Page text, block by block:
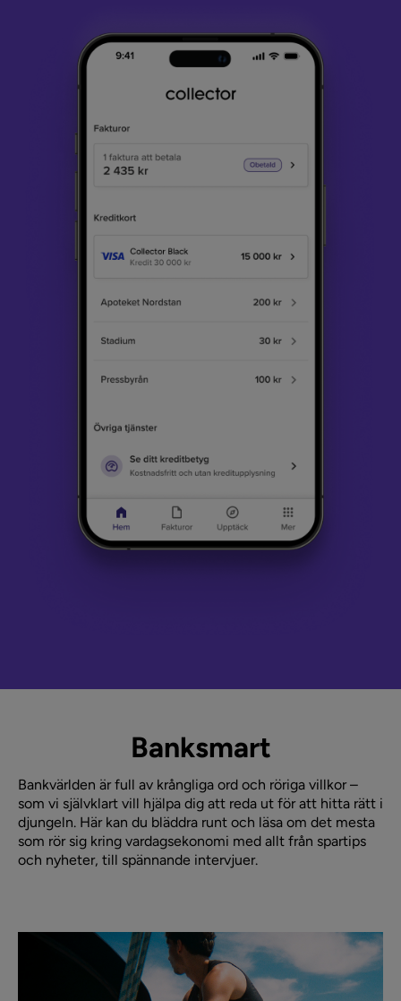
Banksmart
Bankvärlden är full av krångliga ord och röriga villkor –
som vi självklart vill hjälpa dig att reda ut för att hitta rätt i
djungeln. Här kan du bläddra runt och läsa om det mesta
som rör sig kring vardagsekonomi med allt från spartips
och nyheter, till spännande intervjuer.